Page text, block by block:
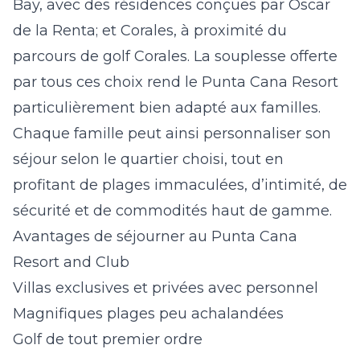
Bay, avec des résidences conçues par Oscar
de la Renta; et Corales, à proximité du
parcours de golf Corales. La souplesse offerte
par tous ces choix rend le Punta Cana Resort
particulièrement bien adapté aux familles.
Chaque famille peut ainsi personnaliser son
séjour selon le quartier choisi, tout en
profitant de plages immaculées, d’intimité, de
sécurité et de commodités haut de gamme.
Avantages de séjourner au Punta Cana
Resort and Club
Villas exclusives et privées avec personnel
Magnifiques plages peu achalandées
Golf de tout premier ordre